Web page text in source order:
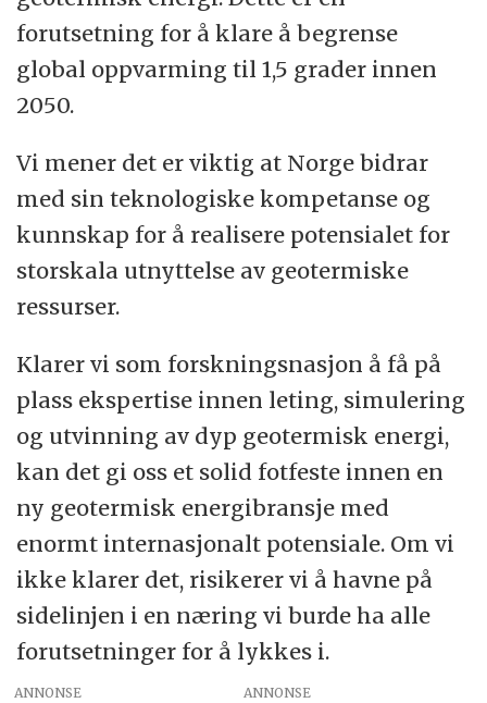
forutsetning for å klare å begrense
global oppvarming til 1,5 grader innen
2050.
Vi mener det er viktig at Norge bidrar
med sin teknologiske kompetanse og
kunnskap for å realisere potensialet for
storskala utnyttelse av geotermiske
ressurser.
Klarer vi som forskningsnasjon å få på
plass ekspertise innen leting, simulering
og utvinning av dyp geotermisk energi,
kan det gi oss et solid fotfeste innen en
ny geotermisk energibransje med
enormt internasjonalt potensiale. Om vi
ikke klarer det, risikerer vi å havne på
sidelinjen i en næring vi burde ha alle
forutsetninger for å lykkes i.
ANNONSE